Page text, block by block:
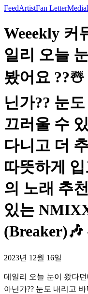
FeedArtistFan LetterMedia
Weeekly 커
일리 오늘
봤어요 ??☃️
닌가?? 눈
끄러울 수
다니고 더
따뜻하게
의 노래 추
있는
(Breaker)🎶
2023년 12월 16일
데일리 오늘 눈이 왔다
아닌가?? 눈도 내리고